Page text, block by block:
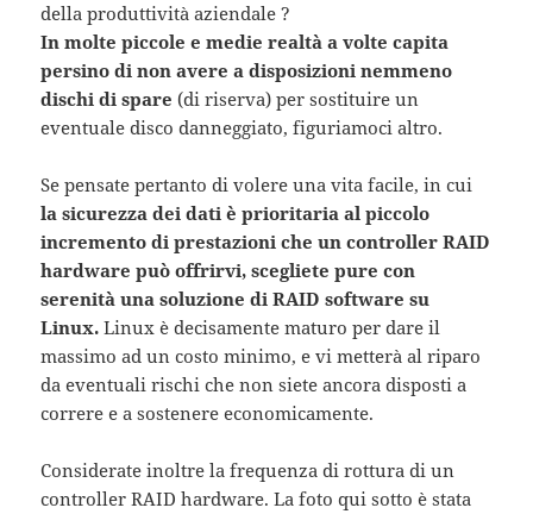
della produttività aziendale ?
In molte piccole e medie realtà a volte capita
persino di non avere a disposizioni nemmeno
dischi di spare (di riserva) per sostituire un
eventuale disco danneggiato, figuriamoci altro.
Se pensate pertanto di volere una vita facile, in cui
la sicurezza dei dati è prioritaria al piccolo
incremento di prestazioni che un controller RAID
hardware può offrirvi, scegliete pure con
serenità una soluzione di RAID software su
Linux. Linux è decisamente maturo per dare il
massimo ad un costo minimo, e vi metterà al riparo
da eventuali rischi che non siete ancora disposti a
correre e a sostenere economicamente.
Considerate inoltre la frequenza di rottura di un
controller RAID hardware. La foto qui sotto è stata